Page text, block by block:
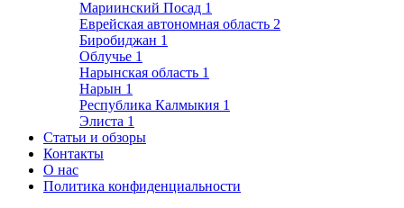
Мариинский Посад 1
Еврейская автономная область 2
Биробиджан 1
Облучье 1
Нарынская область 1
Нарын 1
Республика Калмыкия 1
Элиста 1
Статьи и обзоры
Контакты
О нас
Политика конфиденциальности